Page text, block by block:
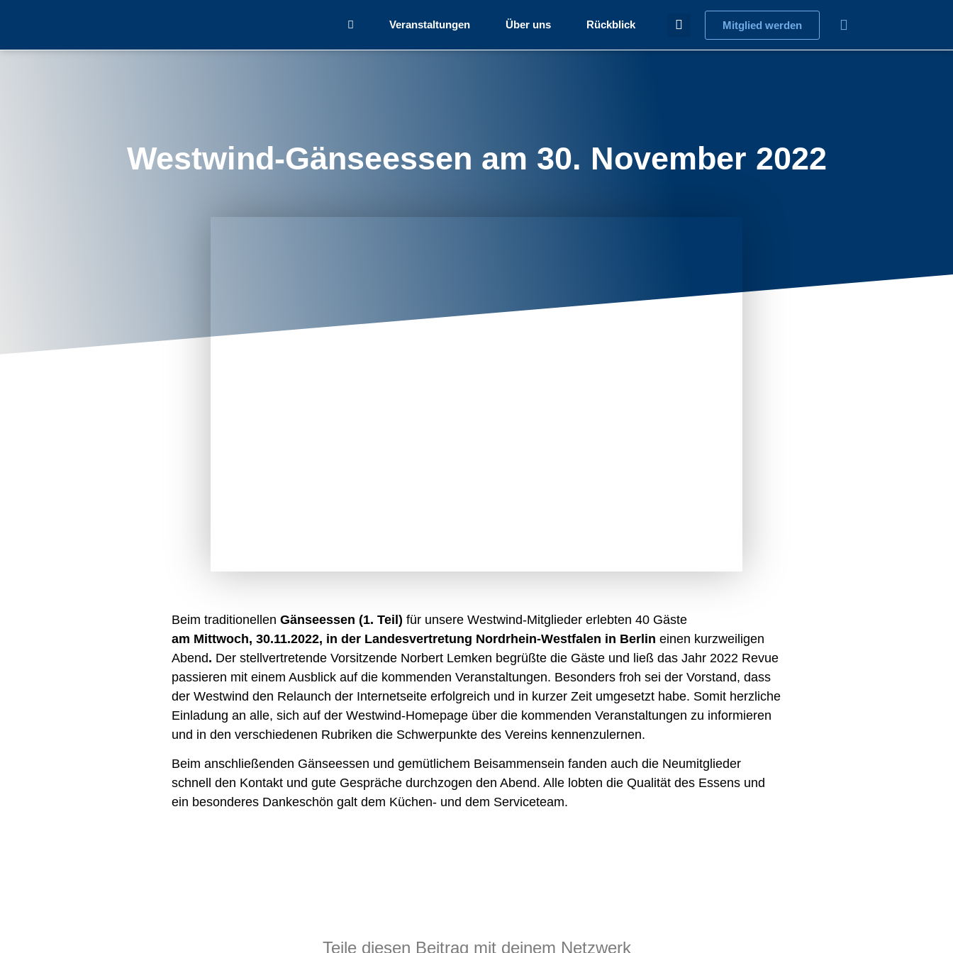
Veranstaltungen Über uns Rückblick Mitglied werden
Westwind-Gänseessen am 30. November 2022
Beim traditionellen Gänseessen (1. Teil) für unsere Westwind-Mitglieder erlebten 40 Gäste
am Mittwoch, 30.11.2022, in der Landesvertretung Nordrhein-Westfalen in Berlin einen kurzweiligen
Abend. Der stellvertretende Vorsitzende Norbert Lemken begrüßte die Gäste und ließ das Jahr 2022 Revue
passieren mit einem Ausblick auf die kommenden Veranstaltungen. Besonders froh sei der Vorstand, dass
der Westwind den Relaunch der Internetseite erfolgreich und in kurzer Zeit umgesetzt habe. Somit herzliche
Einladung an alle, sich auf der Westwind-Homepage über die kommenden Veranstaltungen zu informieren
und in den verschiedenen Rubriken die Schwerpunkte des Vereins kennenzulernen.
Beim anschließenden Gänseessen und gemütlichem Beisammensein fanden auch die Neumitglieder
schnell den Kontakt und gute Gespräche durchzogen den Abend. Alle lobten die Qualität des Essens und
ein besonderes Dankeschön galt dem Küchen- und dem Serviceteam.
Teile diesen Beitrag mit deinem Netzwerk